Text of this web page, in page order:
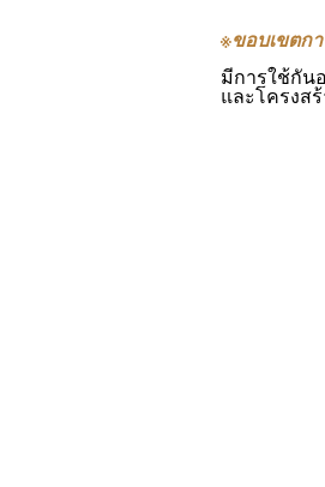
※ขอบเขตก
มีการใช้กัน
และโครงส